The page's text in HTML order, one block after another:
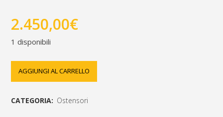
2.450,00€
1 disponibili
ostensorio
AGGIUNGI AL CARRELLO
CATEGORIA: Ostensori